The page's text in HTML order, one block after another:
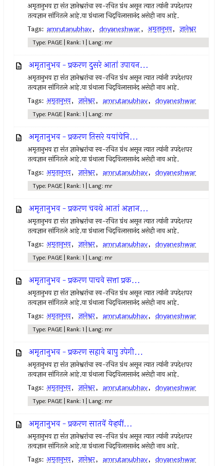
अमृतानुभव हा संत ज्ञानेश्वरांचा स्व-रचित ग्रंथ असून त्यात त्यांनी उपदेशपर
तत्वज्ञान सांगितले आहे.या ग्रंथाला चिद्‌विलासानंद असेही नाव आहे.
Tags: amrutanubhav, dnyaneshwar, अमृतानुभव, ज्ञानेश्वर
Type: PAGE | Rank: 1 | Lang: mr
अमृतानुभव - प्रकरण दुसरे आतां उपायन...
अमृतानुभव हा संत ज्ञानेश्वरांचा स्व-रचित ग्रंथ असून त्यात त्यांनी उपदेशपर
तत्वज्ञान सांगितले आहे.या ग्रंथाला चिद्‌विलासानंद असेही नाव आहे.
Tags: अमृतानुभव, ज्ञानेश्वर, amrutanubhav, dnyaneshwar
Type: PAGE | Rank: 1 | Lang: mr
अमृतानुभव - प्रकरण तिसरे ययांचेनि...
अमृतानुभव हा संत ज्ञानेश्वरांचा स्व-रचित ग्रंथ असून त्यात त्यांनी उपदेशपर
तत्वज्ञान सांगितले आहे.या ग्रंथाला चिद्‌विलासानंद असेही नाव आहे.
Tags: अमृतानुभव, ज्ञानेश्वर, amrutanubhav, dnyaneshwar
Type: PAGE | Rank: 1 | Lang: mr
अमृतानुभव - प्रकरण चवथे आतां अज्ञान...
अमृतानुभव हा संत ज्ञानेश्वरांचा स्व-रचित ग्रंथ असून त्यात त्यांनी उपदेशपर
तत्वज्ञान सांगितले आहे.या ग्रंथाला चिद्‌विलासानंद असेही नाव आहे.
Tags: अमृतानुभव, ज्ञानेश्वर, amrutanubhav, dnyaneshwar
Type: PAGE | Rank: 1 | Lang: mr
अमृतानुभव - प्रकरण पाचवे सत्ता प्रक...
अमृतानुभव हा संत ज्ञानेश्वरांचा स्व-रचित ग्रंथ असून त्यात त्यांनी उपदेशपर
तत्वज्ञान सांगितले आहे.या ग्रंथाला चिद्‌विलासानंद असेही नाव आहे.
Tags: अमृतानुभव, ज्ञानेश्वर, amrutanubhav, dnyaneshwar
Type: PAGE | Rank: 1 | Lang: mr
अमृतानुभव - प्रकरण सहावे बापु उपेगी...
अमृतानुभव हा संत ज्ञानेश्वरांचा स्व-रचित ग्रंथ असून त्यात त्यांनी उपदेशपर
तत्वज्ञान सांगितले आहे.या ग्रंथाला चिद्‌विलासानंद असेही नाव आहे.
Tags: अमृतानुभव, ज्ञानेश्वर, amrutanubhav, dnyaneshwar
Type: PAGE | Rank: 1 | Lang: mr
अमृतानुभव - प्रकरण सातवें येर्‍हवीं...
अमृतानुभव हा संत ज्ञानेश्वरांचा स्व-रचित ग्रंथ असून त्यात त्यांनी उपदेशपर
तत्वज्ञान सांगितले आहे.या ग्रंथाला चिद्‌विलासानंद असेही नाव आहे.
Tags: अमृतानुभव, ज्ञानेश्वर, amrutanubhav, dnyaneshwar